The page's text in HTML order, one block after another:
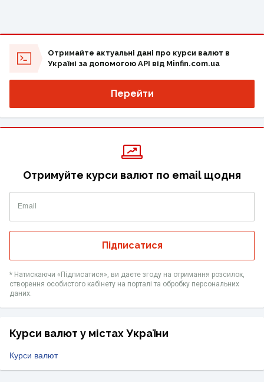
Отримайте актуальні дані про курси валют в
Україні за допомогою API від Minfin.com.ua
Перейти
Отримуйте курси валют по email щодня
Email
Підписатися
* Натискаючи «Підписатися», ви даєте згоду на отримання розсилок,
створення особистого кабінету на порталі та обробку персональних
даних.
Курси валют у містах України
Курси валют